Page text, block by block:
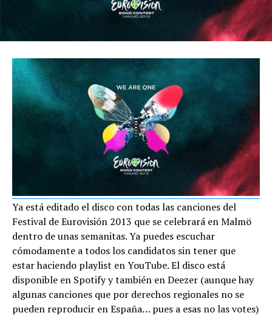
Ya está editado el disco con todas las canciones del
Festival de Eurovisión 2013 que se celebrará en Malmö
dentro de unas semanitas. Ya puedes escuchar
cómodamente a todos los candidatos sin tener que
estar haciendo playlist en YouTube. El disco está
disponible en Spotify y también en Deezer (aunque hay
algunas canciones que por derechos regionales no se
pueden reproducir en España… pues a esas no las votes)